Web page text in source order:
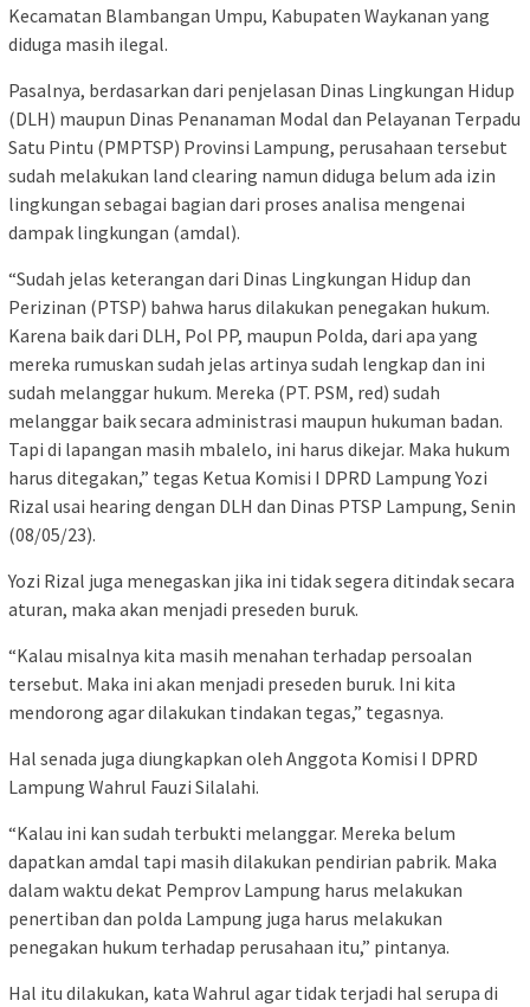
Kecamatan Blambangan Umpu, Kabupaten Waykanan yang
diduga masih ilegal.
Pasalnya, berdasarkan dari penjelasan Dinas Lingkungan Hidup
(DLH) maupun Dinas Penanaman Modal dan Pelayanan Terpadu
Satu Pintu (PMPTSP) Provinsi Lampung, perusahaan tersebut
sudah melakukan land clearing namun diduga belum ada izin
lingkungan sebagai bagian dari proses analisa mengenai
dampak lingkungan (amdal).
“Sudah jelas keterangan dari Dinas Lingkungan Hidup dan
Perizinan (PTSP) bahwa harus dilakukan penegakan hukum.
Karena baik dari DLH, Pol PP, maupun Polda, dari apa yang
mereka rumuskan sudah jelas artinya sudah lengkap dan ini
sudah melanggar hukum. Mereka (PT. PSM, red) sudah
melanggar baik secara administrasi maupun hukuman badan.
Tapi di lapangan masih mbalelo, ini harus dikejar. Maka hukum
harus ditegakan,” tegas Ketua Komisi I DPRD Lampung Yozi
Rizal usai hearing dengan DLH dan Dinas PTSP Lampung, Senin
(08/05/23).
Yozi Rizal juga menegaskan jika ini tidak segera ditindak secara
aturan, maka akan menjadi preseden buruk.
“Kalau misalnya kita masih menahan terhadap persoalan
tersebut. Maka ini akan menjadi preseden buruk. Ini kita
mendorong agar dilakukan tindakan tegas,” tegasnya.
Hal senada juga diungkapkan oleh Anggota Komisi I DPRD
Lampung Wahrul Fauzi Silalahi.
“Kalau ini kan sudah terbukti melanggar. Mereka belum
dapatkan amdal tapi masih dilakukan pendirian pabrik. Maka
dalam waktu dekat Pemprov Lampung harus melakukan
penertiban dan polda Lampung juga harus melakukan
penegakan hukum terhadap perusahaan itu,” pintanya.
Hal itu dilakukan, kata Wahrul agar tidak terjadi hal serupa di